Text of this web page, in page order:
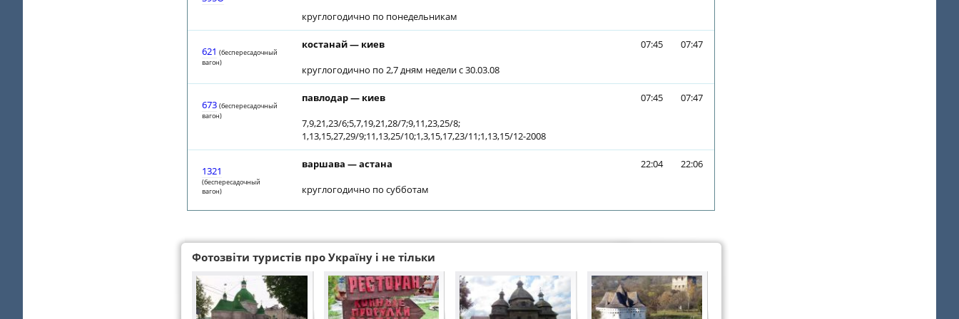
круглогодично по понедельникам
621 (беспересадочный
вагон)
костанай — киев
круглогодично по 2,7 дням недели с 30.03.08
07:45 07:47
673 (беспересадочный
вагон)
павлодар — киев
7,9,21,23/6;5,7,19,21,28/7;9,11,23,25/8;
1,13,15,27,29/9;11,13,25/10;1,3,15,17,23/11;1,13,15/12-2008
07:45 07:47
1321
(беспересадочный
вагон)
варшава — астана
круглогодично по субботам
22:04 22:06
Фотозвіти туристів про Україну і не тільки